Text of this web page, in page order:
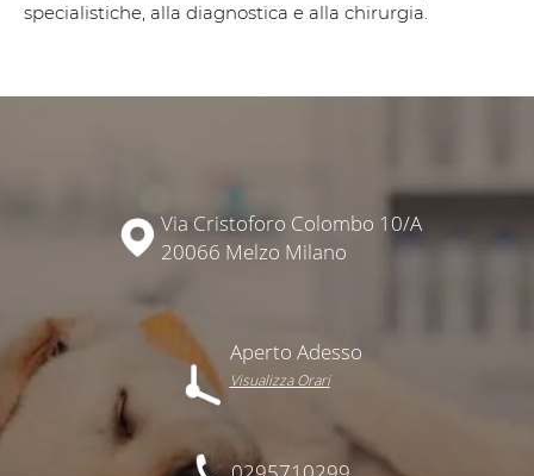
specialistiche, alla diagnostica e alla chirurgia.
Via Cristoforo Colombo 10/A
20066 Melzo Milano
Aperto Adesso
Visualizza Orari